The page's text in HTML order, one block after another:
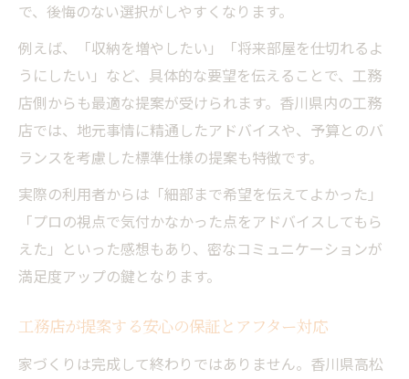
で、後悔のない選択がしやすくなります。
例えば、「収納を増やしたい」「将来部屋を仕切れるよ
うにしたい」など、具体的な要望を伝えることで、工務
店側からも最適な提案が受けられます。香川県内の工務
店では、地元事情に精通したアドバイスや、予算とのバ
ランスを考慮した標準仕様の提案も特徴です。
実際の利用者からは「細部まで希望を伝えてよかった」
「プロの視点で気付かなかった点をアドバイスしてもら
えた」といった感想もあり、密なコミュニケーションが
満足度アップの鍵となります。
工務店が提案する安心の保証とアフター対応
家づくりは完成して終わりではありません。香川県高松